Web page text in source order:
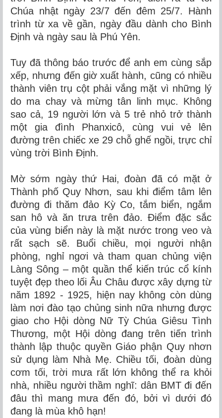
Chúa nhật ngày 23/7 đến đêm 25/7. Hành
trình từ xa về gần, ngày đầu dành cho Bình
Định và ngày sau là Phú Yên.
Tuy đã thông báo trước để anh em cùng sắp
xếp, nhưng đến giờ xuất hành, cũng có nhiều
thành viên trụ cột phải vắng mặt vì những lý
do ma chay và mừng tân linh mục. Không
sao cả, 19 người lớn và 5 trẻ nhỏ trở thành
một gia đình Phanxicô, cùng vui vẻ lên
đường trên chiếc xe 29 chỗ ghế ngồi, trực chỉ
vùng trời Bình Định.
Mờ sớm ngày thứ Hai, đoàn đã có mặt ở
Thành phố Quy Nhơn, sau khi điểm tâm lên
đường đi thăm đảo Kỳ Co, tắm biển, ngắm
san hô và ăn trưa trên đảo. Điểm đặc sắc
của vùng biển này là mặt nước trong veo và
rất sạch sẽ. Buổi chiều, mọi người nhận
phòng, nghỉ ngơi và tham quan chủng viện
Làng Sông – một quần thể kiến trúc cổ kính
tuyệt đẹp theo lối Âu Châu được xây dựng từ
năm 1892 - 1925, hiện nay không còn dùng
làm nơi đào tạo chủng sinh nữa nhưng được
giao cho Hội dòng Nữ Tỳ Chúa Giêsu Tình
Thương, một Hội dòng đang trên tiến trình
thành lập thuộc quyền Giáo phận Quy nhơn
sử dụng làm Nhà Mẹ. Chiều tối, đoàn dùng
cơm tối, trời mưa rất lớn không thể ra khỏi
nhà, nhiều người thầm nghĩ: dân BMT đi đến
đâu thì mang mưa đến đó, bởi vì dưới đó
đang là mùa khô hạn!